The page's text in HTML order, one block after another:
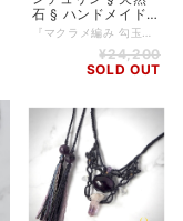
石 § ハンドメイド §
天のしずく § 送料
¥24,200
SOLD OUT